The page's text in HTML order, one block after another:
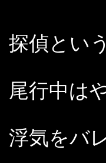
探偵とい
尾行中は
浮気をバ